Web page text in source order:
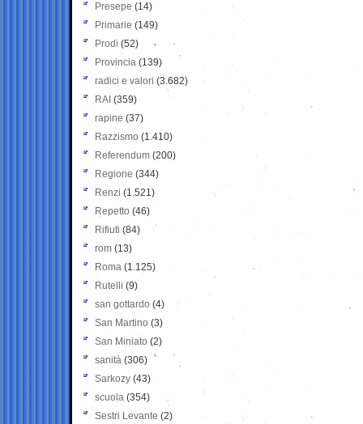
Presepe (14)
Primarie (149)
Prodi (52)
Provincia (139)
radici e valori (3.682)
RAI (359)
rapine (37)
Razzismo (1.410)
Referendum (200)
Regione (344)
Renzi (1.521)
Repetto (46)
Rifiuti (84)
rom (13)
Roma (1.125)
Rutelli (9)
san gottardo (4)
San Martino (3)
San Miniato (2)
sanità (306)
Sarkozy (43)
scuola (354)
Sestri Levante (2)